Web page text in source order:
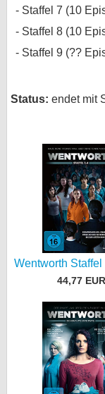
Staffel 7 (10
Staffel 8 (10
Staffel 9 (??
Status: endet mit
Wentworth Staffel
44,77 EUR